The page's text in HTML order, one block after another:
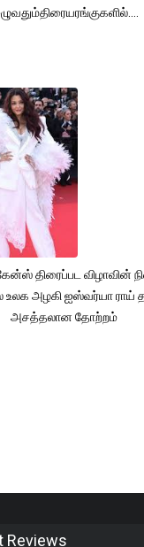
திரைப்பட விழாவின்
உலக அழகி ஐஸ்வர்யா ராய்
அசத்தலான தோற்றம்
Reviews